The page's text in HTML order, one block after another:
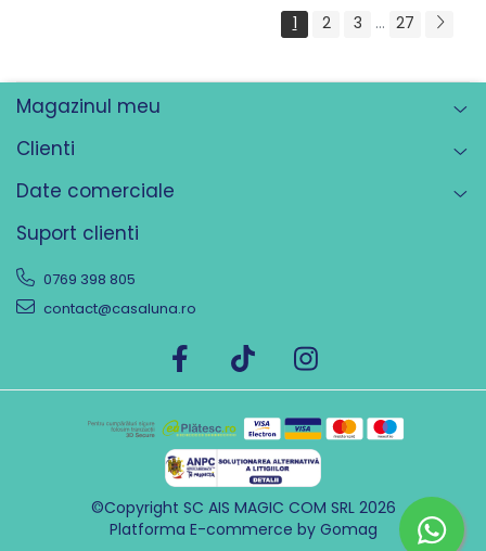
1 2 3 ... 27
Magazinul meu
Clienti
Date comerciale
Suport clienti
0769 398 805
contact@casaluna.ro
©Copyright SC AIS MAGIC COM SRL 2026
Platforma E-commerce by Gomag